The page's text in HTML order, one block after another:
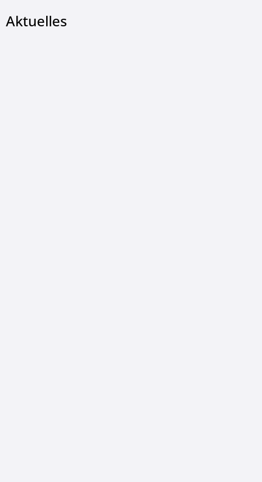
Aktuelles